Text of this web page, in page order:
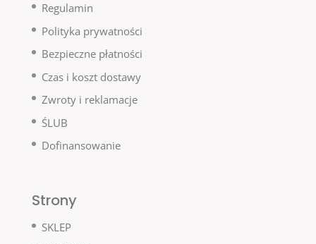
Regulamin
Polityka prywatności
Bezpieczne płatności
Czas i koszt dostawy
Zwroty i reklamacje
ŚLUB
Dofinansowanie
Strony
SKLEP